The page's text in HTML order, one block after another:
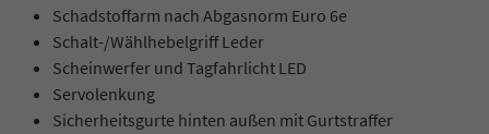
Schadstoffarm nach Abgasnorm Euro 6e
Schalt-/Wählhebelgriff Leder
Scheinwerfer und Tagfahrlicht LED
Servolenkung
Sicherheitsgurte hinten außen mit Gurtstraffer